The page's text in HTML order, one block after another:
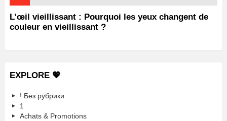
L’œil vieillissant : Pourquoi les yeux changent de
couleur en vieillissant ?
EXPLORE 💖
! Без рубрики
1
Achats & Promotions